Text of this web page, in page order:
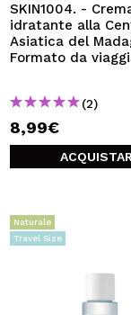
SKIN1004. -
idratante alla
Asiatica del
Formato da
(2)
8,99€
Naturale
Travel Size